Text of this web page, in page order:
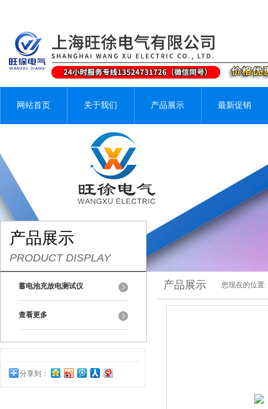
网站首页 关于我们 产品展示 最新促销
产品展示
PRODUCT DISPLAY
蓄电池充放电测试仪
查看更多
分享到：
产品展示 您现在的位置: